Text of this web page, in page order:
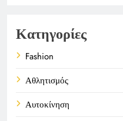
Κατηγορίες
Fashion
Αθλητισμός
Αυτοκίνηση